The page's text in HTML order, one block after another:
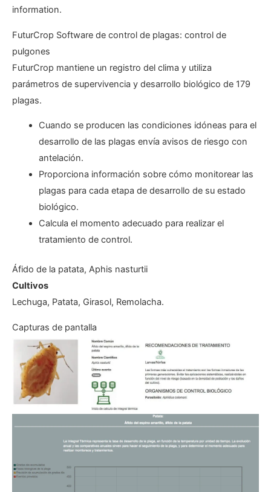
information.
FuturCrop Software de control de plagas: control de
pulgones
FuturCrop mantiene un registro del clima y utiliza
parámetros de supervivencia y desarrollo biológico de 179
plagas.
Cuando se producen las condiciones idóneas para el
desarrollo de las plagas envía avisos de riesgo con
antelación.
Proporciona información sobre cómo monitorear las
plagas para cada etapa de desarrollo de su estado
biológico.
Calcula el momento adecuado para realizar el
tratamiento de control.
Áfido de la patata, Aphis nasturtii
Cultivos
Lechuga, Patata, Girasol, Remolacha.
Capturas de pantalla